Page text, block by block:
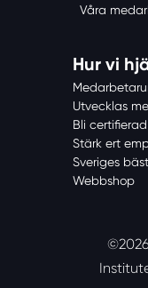
Våra
Hur vi
Utvecklas
Bli certifierad
Stärk ert
Sveriges
Webbshop